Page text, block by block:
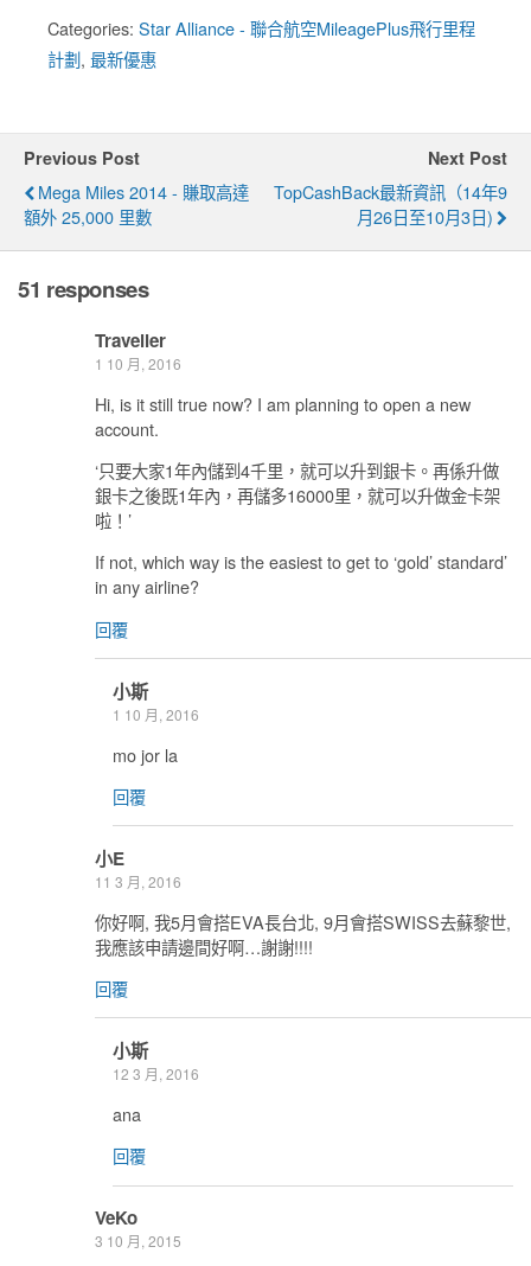
Categories: Star Alliance - 聯合航空MileagePlus飛行里程
計劃, 最新優惠
Previous Post
Mega Miles 2014 - 賺取高達
額外 25,000 里數
Next Post
TopCashBack最新資訊（14年9
月26日至10月3日)
51 responses
Traveller
1 10 月, 2016
Hi, is it still true now? I am planning to open a new
account.
‘只要大家1年內儲到4千里，就可以升到銀卡。再係升做
銀卡之後既1年內，再儲多16000里，就可以升做金卡架
啦！’
If not, which way is the easiest to get to ‘gold’ standard’
in any airline?
回覆
小斯
1 10 月, 2016
mo jor la
回覆
小E
11 3 月, 2016
你好啊, 我5月會搭EVA長台北, 9月會搭SWISS去蘇黎世,
我應該申請邊間好啊…謝謝!!!!
回覆
小斯
12 3 月, 2016
ana
回覆
VeKo
3 10 月, 2015